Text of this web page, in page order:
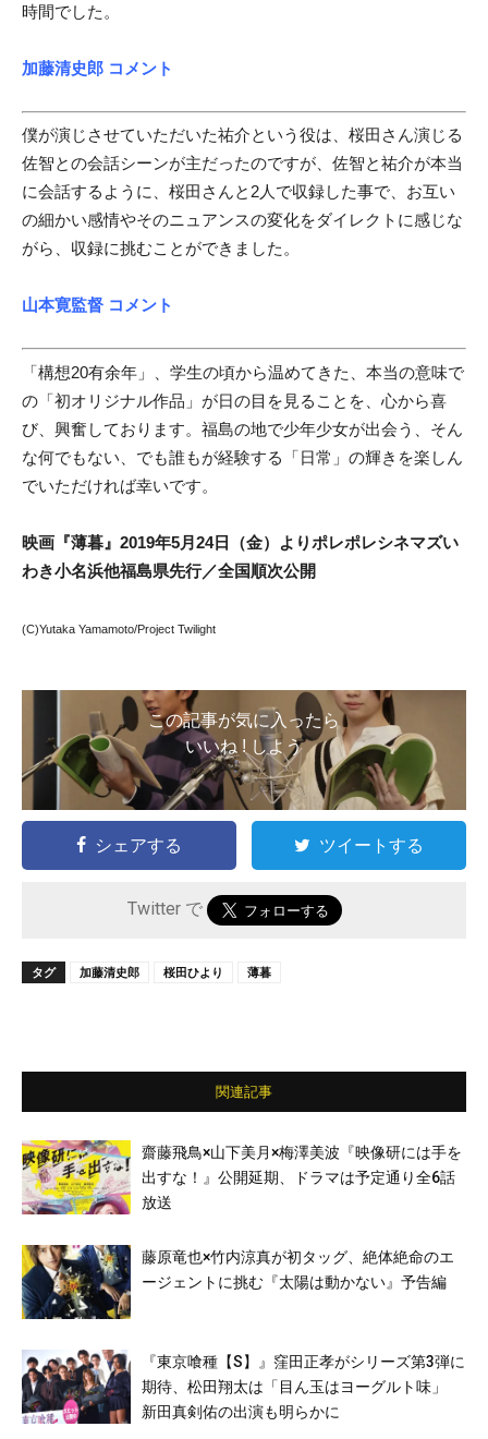
時間でした。
加藤清史郎 コメント
僕が演じさせていただいた祐介という役は、桜田さん演じる
佐智との会話シーンが主だったのですが、佐智と祐介が本当
に会話するように、桜田さんと2人で収録した事で、お互い
の細かい感情やそのニュアンスの変化をダイレクトに感じな
がら、収録に挑むことができました。
山本寛監督 コメント
「構想20有余年」、学生の頃から温めてきた、本当の意味で
の「初オリジナル作品」が日の目を見ることを、心から喜
び、興奮しております。福島の地で少年少女が出会う、そん
な何でもない、でも誰もが経験する「日常」の輝きを楽しん
でいただければ幸いです。
映画『薄暮』2019年5月24日（金）よりポレポレシネマズい
わき小名浜他福島県先行／全国順次公開
(C)Yutaka Yamamoto/Project Twilight
この記事が気に入ったら
いいね ! しよう
シェアする ツイートする
Twitter で
タグ 加藤清史郎 桜田ひより 薄暮
関連記事
齋藤飛鳥×山下美月×梅澤美波『映像研には手を
出すな！』公開延期、ドラマは予定通り全6話
放送
藤原竜也×竹内涼真が初タッグ、絶体絶命のエ
ージェントに挑む『太陽は動かない』予告編
『東京喰種【S】』窪田正孝がシリーズ第3弾に
期待、松田翔太は「目ん玉はヨーグルト味」
新田真剣佑の出演も明らかに